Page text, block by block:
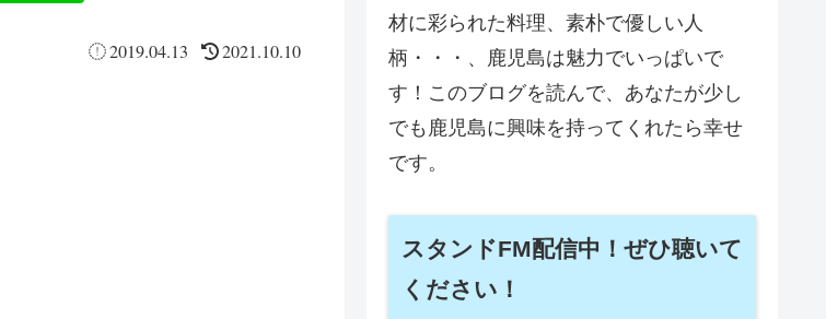
2019.04.13 2021.10.10
材に彩られた料理、素朴で優しい人
柄・・・、鹿児島は魅力でいっぱいで
す！このブログを読んで、あなたが少し
でも鹿児島に興味を持ってくれたら幸せ
です。
スタンドFM配信中！ぜひ聴いて
ください！